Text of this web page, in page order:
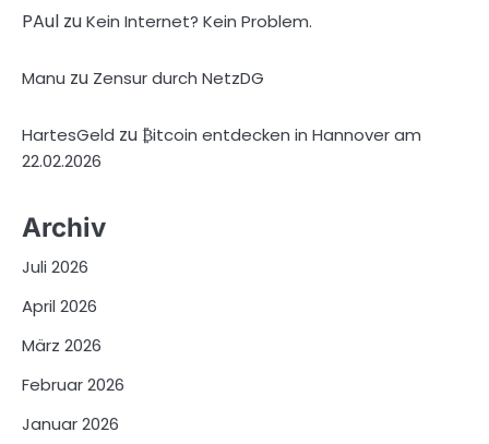
PAul zuKein Internet? Kein Problem.
Manu zu Zensur durch NetzDG
HartesGeld zu ₿itcoin entdecken in Hannover am
22.02.2026
Archiv
Juli 2026
April 2026
März 2026
Februar 2026
Januar 2026